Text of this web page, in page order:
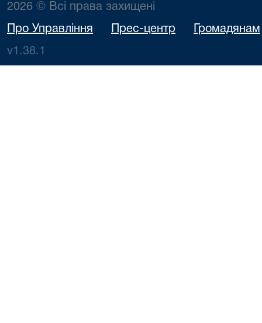
2026 © Всі права захищені
Про Управління Прес-центр Громадянам
v1.38.1